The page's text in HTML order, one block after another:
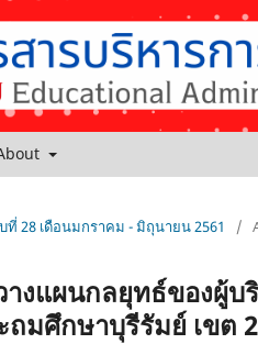
ที่ 28 เดือนมกราคม - มิถุนายน 2561 /
งแผนกลยุทธ์ของผู้บ
มศึกษาบุรีรัมย์ เขต 2